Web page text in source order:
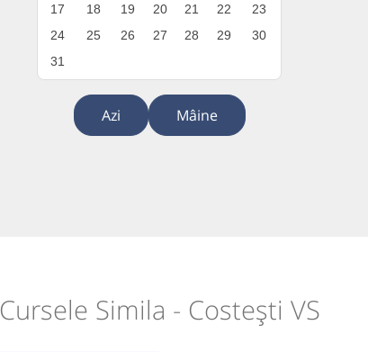
17
18 19 20 21 22
23
24
25 26 27 28 29
30
31
Azi Mâine
Cursele Simila - Costești VS